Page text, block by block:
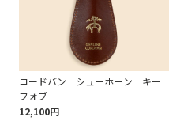
コードバン シューホーン キー
フォブ
12,100円